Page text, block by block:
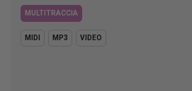
MULTITRACCIA
MIDI MP3 VIDEO